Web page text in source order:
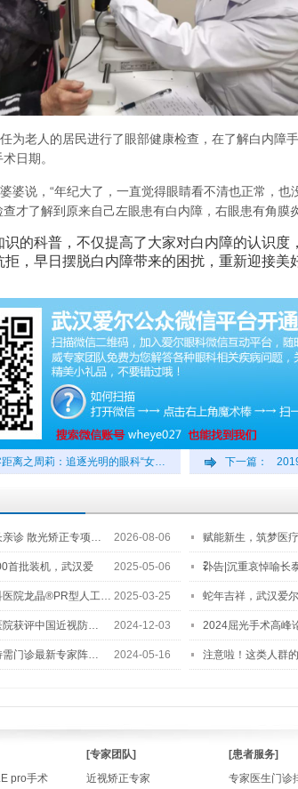
为老人的居民进行了眼部健康检查，在了解白内障
日期。
婆说，“年纪大了，一直觉得眼睛看不清也正常，也
才了解到原来自己左眼患有白内障，右眼患有角膜
识的科普，不仅提高了大家对白内障的认识度
，早日摆脱白内障带来的困扰，重新迎接美
离之周莉：追逐光明的眼科“女… 下一篇：
亲诊 散光矫正专项… 2026-08-06 赋能新生，筑梦医
2…
首批装机，武汉爱 2025-05-06 讣告|沉重哀悼喻长
医院龙晶®PR型人工… 2025-03-25 蛇年吉祥，武汉爱
院获评中国近视防… 2024-12-03 2024屈光手术高峰
需门诊最新专家阵… 2024-05-16 注意啦！这类人群
pro手术
[专家团队]
近视矫正专家
[患者服务]
专家医生门诊